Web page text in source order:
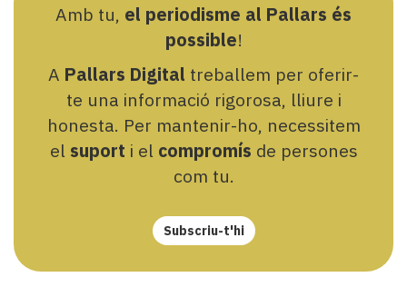
Amb tu, el periodisme al Pallars és
possible!
A Pallars Digital treballem per oferir-
te una informació rigorosa, lliure i
honesta. Per mantenir-ho, necessitem
el suport i el compromís de persones
com tu.
Subscriu-t'hi